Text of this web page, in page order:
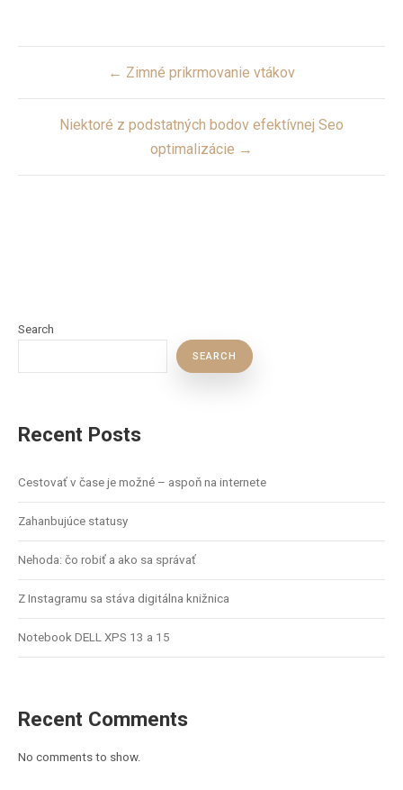
← Zimné prikrmovanie vtákov
Niektoré z podstatných bodov efektívnej Seo
optimalizácie →
Search
SEARCH
Recent Posts
Cestovať v čase je možné – aspoň na internete
Zahanbujúce statusy
Nehoda: čo robiť a ako sa správať
Z Instagramu sa stáva digitálna knižnica
Notebook DELL XPS 13 a 15
Recent Comments
No comments to show.